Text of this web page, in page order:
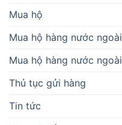
Mua hộ
Mua hộ hàng nước ngoài
Mua hộ hàng nước ngoài
Thủ tục gửi hàng
Tin tức